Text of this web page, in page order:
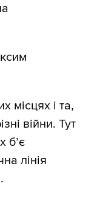
місцях і та,
війни. Тут
б’є
лінія